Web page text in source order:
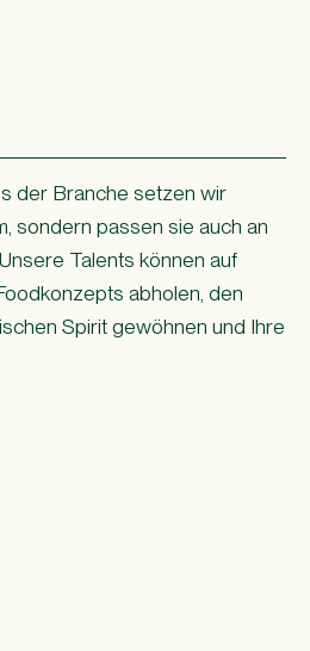
der Branche setzen wir
sondern passen sie auch an
Talents können auf
abholen, den
Spirit gewöhnen und Ihre